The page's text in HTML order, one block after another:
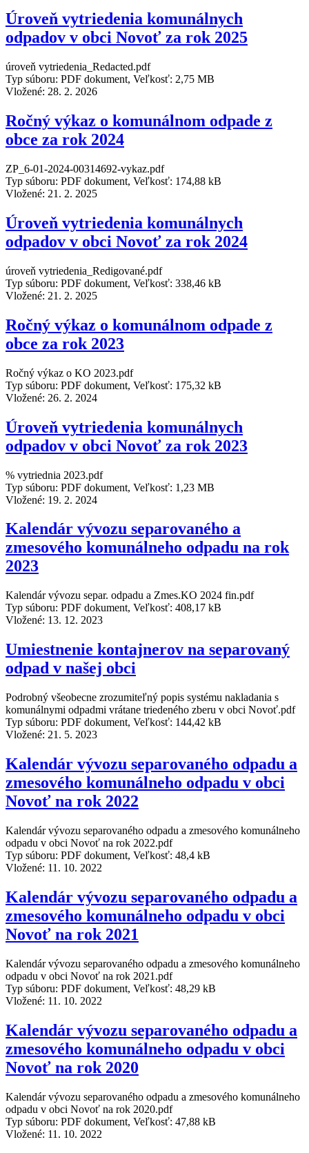
Úroveň vytriedenia komunálnych
odpadov v obci Novoť za rok 2025
úroveň vytriedenia_Redacted.pdf
Typ súboru: PDF dokument, Veľkosť: 2,75 MB
Vložené: 28. 2. 2026
Ročný výkaz o komunálnom odpade z
obce za rok 2024
ZP_6-01-2024-00314692-vykaz.pdf
Typ súboru: PDF dokument, Veľkosť: 174,88 kB
Vložené: 21. 2. 2025
Úroveň vytriedenia komunálnych
odpadov v obci Novoť za rok 2024
úroveň vytriedenia_Redigované.pdf
Typ súboru: PDF dokument, Veľkosť: 338,46 kB
Vložené: 21. 2. 2025
Ročný výkaz o komunálnom odpade z
obce za rok 2023
Ročný výkaz o KO 2023.pdf
Typ súboru: PDF dokument, Veľkosť: 175,32 kB
Vložené: 26. 2. 2024
Úroveň vytriedenia komunálnych
odpadov v obci Novoť za rok 2023
% vytriednia 2023.pdf
Typ súboru: PDF dokument, Veľkosť: 1,23 MB
Vložené: 19. 2. 2024
Kalendár vývozu separovaného a
zmesového komunálneho odpadu na rok
2023
Kalendár vývozu separ. odpadu a Zmes.KO 2024 fin.pdf
Typ súboru: PDF dokument, Veľkosť: 408,17 kB
Vložené: 13. 12. 2023
Umiestnenie kontajnerov na separovaný
odpad v našej obci
Podrobný všeobecne zrozumiteľný popis systému nakladania s
komunálnymi odpadmi vrátane triedeného zberu v obci Novoť.pdf
Typ súboru: PDF dokument, Veľkosť: 144,42 kB
Vložené: 21. 5. 2023
Kalendár vývozu separovaného odpadu a
zmesového komunálneho odpadu v obci
Novoť na rok 2022
Kalendár vývozu separovaného odpadu a zmesového komunálneho
odpadu v obci Novoť na rok 2022.pdf
Typ súboru: PDF dokument, Veľkosť: 48,4 kB
Vložené: 11. 10. 2022
Kalendár vývozu separovaného odpadu a
zmesového komunálneho odpadu v obci
Novoť na rok 2021
Kalendár vývozu separovaného odpadu a zmesového komunálneho
odpadu v obci Novoť na rok 2021.pdf
Typ súboru: PDF dokument, Veľkosť: 48,29 kB
Vložené: 11. 10. 2022
Kalendár vývozu separovaného odpadu a
zmesového komunálneho odpadu v obci
Novoť na rok 2020
Kalendár vývozu separovaného odpadu a zmesového komunálneho
odpadu v obci Novoť na rok 2020.pdf
Typ súboru: PDF dokument, Veľkosť: 47,88 kB
Vložené: 11. 10. 2022